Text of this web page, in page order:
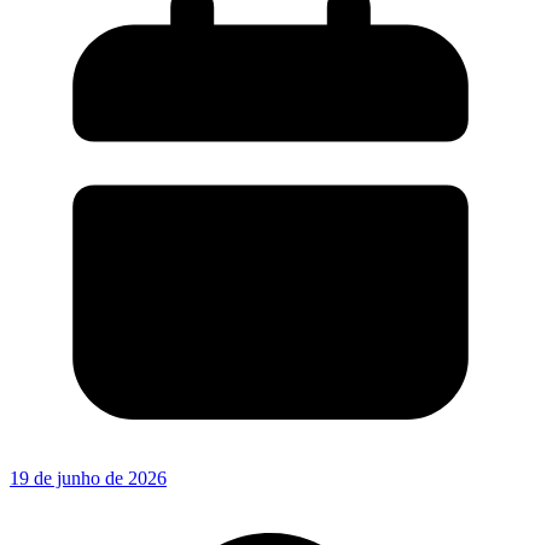
19 de junho de 2026